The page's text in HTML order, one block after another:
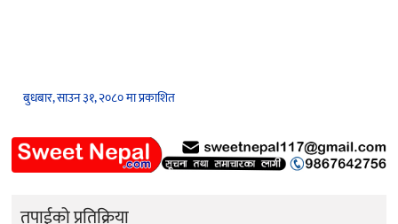
बुधबार, साउन ३१, २०८० मा प्रकाशित
तपाईको प्रतिक्रिया